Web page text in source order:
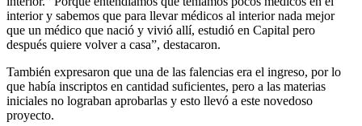
interior y sabemos que para llevar médicos al interior nada mejor
que un médico que nació y vivió allí, estudió en Capital pero
después quiere volver a casa”, destacaron.
También expresaron que una de las falencias era el ingreso, por lo
que había inscriptos en cantidad suficientes, pero a las materias
iniciales no lograban aprobarlas y esto llevó a este novedoso
proyecto.